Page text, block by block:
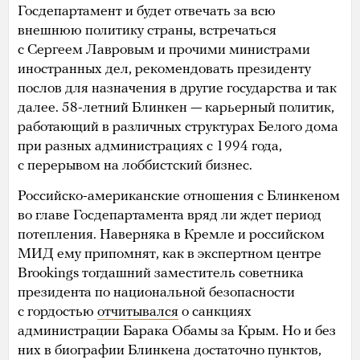
Госдепартамент и будет отвечать за всю
внешнюю политику страны, встречаться
с Сергеем Лавровым и прочими министрами
иностранных дел, рекомендовать президенту
послов для назначения в другие государства и так
далее. 58-летний Блинкен — карьерный политик,
работающий в различных структурах Белого дома
при разных администрациях с 1994 года,
с перерывом на лоббистский бизнес.
Российско-американские отношения с Блинкеном
во главе Госдепартамента вряд ли ждет период
потепления. Наверняка в Кремле и российском
МИД ему припомнят, как в экспертном центре
Brookings тогдашний заместитель советника
президента по национальной безопасности
с гордостью отчитывался о санкциях
администрации Барака Обамы за Крым. Но и без
них в биографии Блинкена достаточно пунктов,